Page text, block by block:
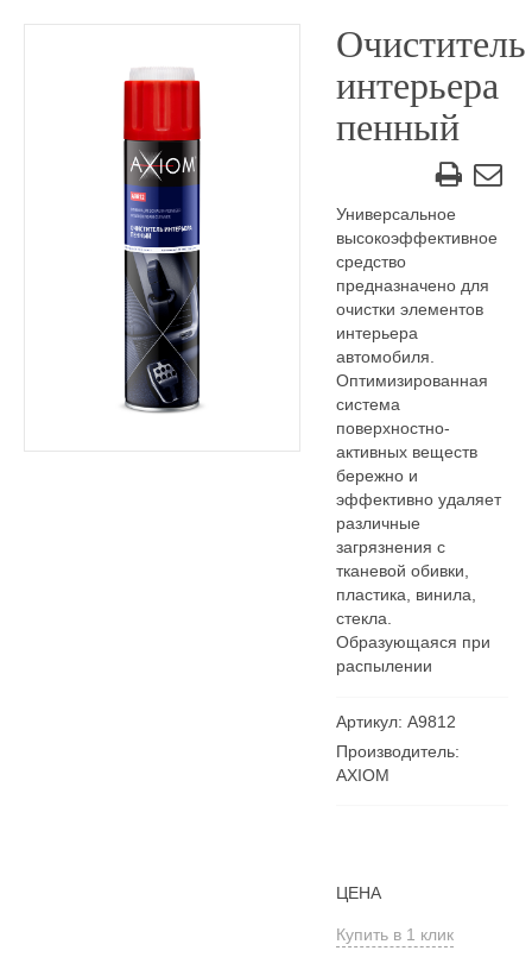
Очиститель
интерьера
пенный
Универсальное
высокоэффективное
средство
предназначено для
очистки элементов
интерьера
автомобиля.
Оптимизированная
система
поверхностно-
активных веществ
бережно и
эффективно удаляет
различные
загрязнения с
тканевой обивки,
пластика, винила,
стекла.
Образующаяся при
распылении
Артикул: А9812
Производитель:
AXIOM
ЦЕНА
Купить в 1 клик